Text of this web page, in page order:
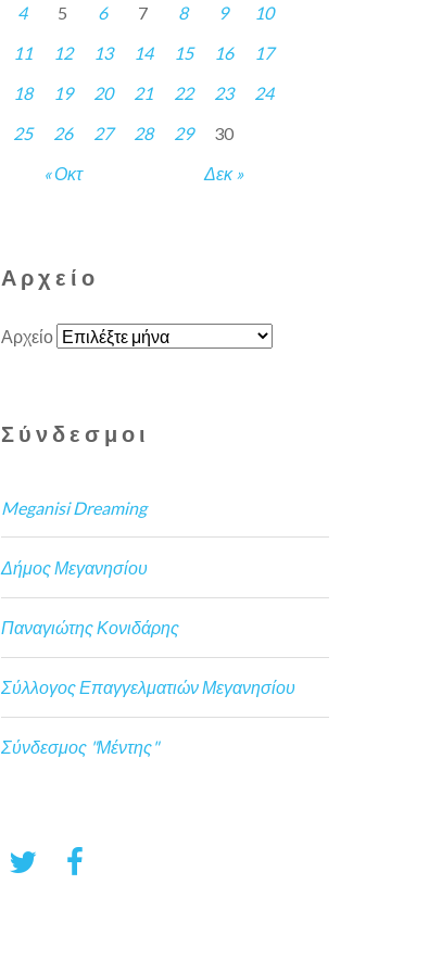
« Οκτ Δεκ »
4
5 6 7 8 9
10
11
12 13 14 15 16
17
18
19 20 21 22 23
24
25
26 27 28 29 30
Αρχείο
Αρχείο
Σύνδεσμοι
Meganisi Dreaming
Δήμος Μεγανησίου
Παναγιώτης Κονιδάρης
Σύλλογος Επαγγελματιών Μεγανησίου
Σύνδεσμος "Μέντης"